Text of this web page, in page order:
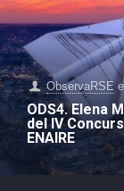
ObservaRSE
ODS4. Elena
del IV
ENAIRE